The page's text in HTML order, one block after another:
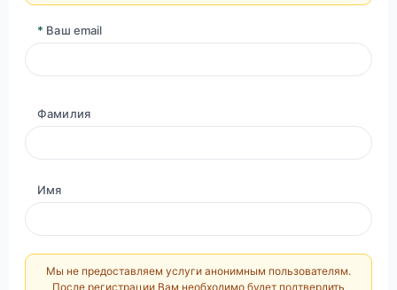
* Ваш email
Фамилия
Имя
Мы не предоставляем услуги анонимным пользователям.
После регистрации Вам необходимо будет подтвердить